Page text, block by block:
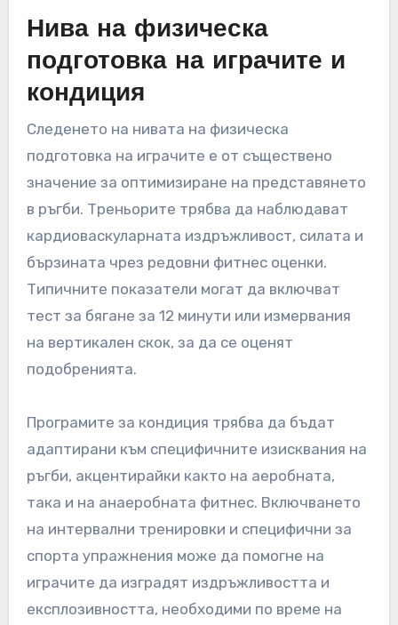
Нива на физическа
подготовка на играчите и
кондиция
Следенето на нивата на физическа
подготовка на играчите е от съществено
значение за оптимизиране на представянето
в ръгби. Треньорите трябва да наблюдават
кардиоваскуларната издръжливост, силата и
бързината чрез редовни фитнес оценки.
Типичните показатели могат да включват
тест за бягане за 12 минути или измервания
на вертикален скок, за да се оценят
подобренията.
Програмите за кондиция трябва да бъдат
адаптирани към специфичните изисквания на
ръгби, акцентирайки както на аеробната,
така и на анаеробната фитнес. Включването
на интервални тренировки и специфични за
спорта упражнения може да помогне на
играчите да изградят издръжливостта и
експлозивността, необходими по време на